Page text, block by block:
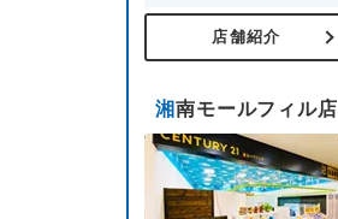
店舗紹介
湘南モールフィル店